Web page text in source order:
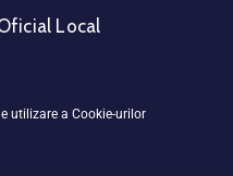
Local
utilizare a Cookie-urilor